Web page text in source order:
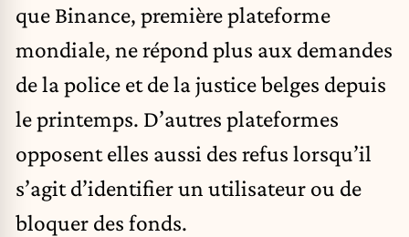
que Binance, première plateforme
mondiale, ne répond plus aux demandes
de la police et de la justice belges depuis
le printemps. D’autres plateformes
opposent elles aussi des refus lorsqu’il
s’agit d’identifier un utilisateur ou de
bloquer des fonds.